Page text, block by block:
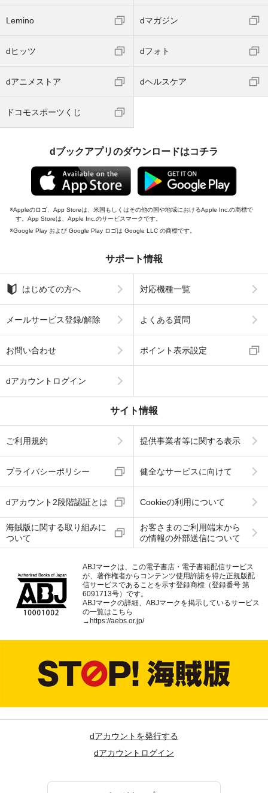
Lemino dマガジン
dヒッツ dフォト
dアニメストア dヘルスケア
ドコモスポーツくじ
dブックアプリのダウンロードはコチラ
Appleのロゴ、App Storeは、米国もしくはその他の国や地域におけるApple Inc.の商標で
す。App Storeは、Apple Inc.のサービスマークです。
Google Play および Google Play ロゴは Google LLC の商標です。
サポート情報
はじめての方へ 対応機種一覧
メールサービス登録/解除 よくある質問
お問い合わせ ポイント表示設定
dアカウントログイン
サイト情報
ご利用規約 提供事業者等に関する表示
プライバシーポリシー 健全なサービスに向けて
dアカウント2段階認証とは Cookieの利用について
海賊版に関する取り組みに
ついて
お客さまのご利用端末から
の情報の外部送信について
ABJマークは、この電子書店・電子書籍配信サービス
が、著作権者からコンテンツ使用許諾を得た正規版配
信サービスであることを示す登録商標（登録番号 第
6091713号）です。
ABJマークの詳細、ABJマークを掲示しているサービス
の一覧はこちら
→ https://aebs.or.jp/
dアカウントを発行する
dアカウントログイン